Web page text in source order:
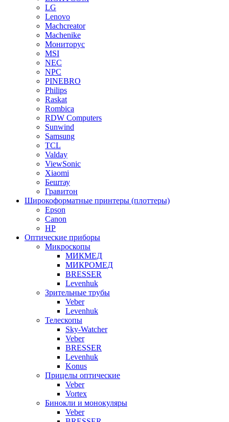
LG
Lenovo
Machcreator
Machenike
Мониторус
MSI
NEC
NPC
PINEBRO
Philips
Raskat
Rombica
RDW Computers
Sunwind
Samsung
TCL
Valday
ViewSonic
Xiaomi
Бештау
Гравитон
Широкоформатные принтеры (плоттеры)
Epson
Canon
HP
Оптические приборы
Микроскопы
МИКМЕД
МИКРОМЕД
BRESSER
Levenhuk
Зрительные трубы
Veber
Levenhuk
Телескопы
Sky-Watcher
Veber
BRESSER
Levenhuk
Konus
Прицелы оптические
Veber
Vortex
Бинокли и монокуляры
Veber